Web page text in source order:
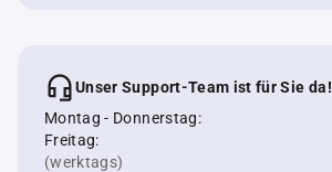
Unser Support-Team ist für Sie da!
Montag - Donnerstag:
Freitag:
(werktags)